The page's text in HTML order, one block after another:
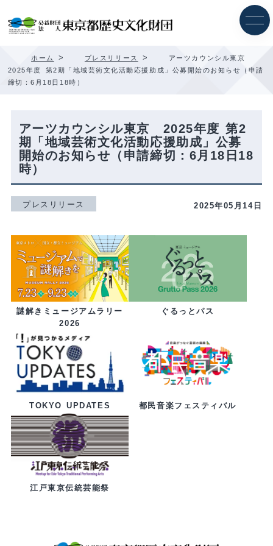
ッ
ホーム > プレスリリース >
アーツカウンシル東京
2025年度 第2期「地域芸術文化活動応援助成」公募開始のお知らせ（申請
締切：6月18日18時）
アーツカウンシル東京 2025年度 第2
期「地域芸術文化活動応援助成」公募
開始のお知らせ（申請締切：6月18日18
時）
プレスリリース 2025年05月14日
謎解きミュージアムラリー
2026
ぐるっとパス
TOKYO UPDATES 都民音楽フェスティバル
江戸東京伝統芸能祭